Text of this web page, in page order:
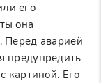
его
она
Перед аварией
предупредить
картиной. Его